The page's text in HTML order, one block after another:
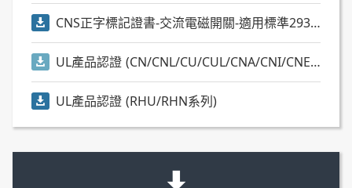
CNS正字標記證書-交流電磁開關-適用標準2930)
UL產品認證 (CN/CNL/CU/CUL/CNA/CNI/CNE/RAN/RAM等系列)
UL產品認證 (RHU/RHN系列)